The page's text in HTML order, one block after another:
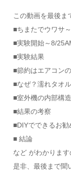
この動画を最後ま
■ちまたでウワサ
■実験開始～8/
■実験結果
■節約はエアコン
■なぜ？濡れタオ
■室外機の内部構
■結果の考察
■DIYでできるお勧
■ 結論
など がわかりま
是非、最後まで聞